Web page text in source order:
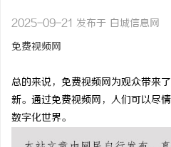
2025-09-21 发布于 白城信息网
免费视频网
总的来说，免费视频网为观众带来
新。通过免费视频网，人们可以尽
数字化世界。